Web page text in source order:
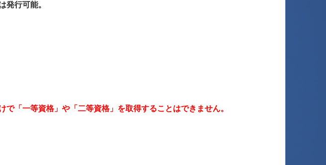
行可能。
等資格」や「二等資格」を取得することはできません。